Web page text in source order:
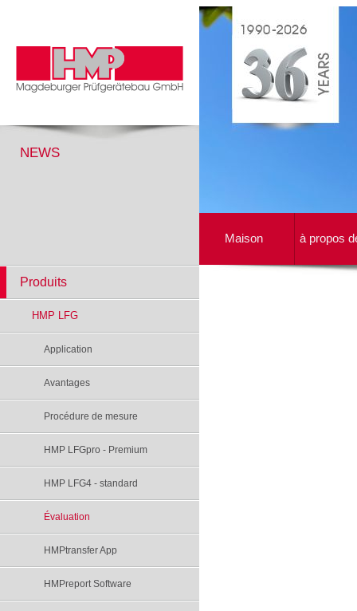
NEWS
Maison à propos
Produits
HMP LFG
Application
Avantages
Procédure de mesure
HMP LFGpro - Premium
HMP LFG4 - standard
Évaluation
HMPtransfer App
HMPreport Software